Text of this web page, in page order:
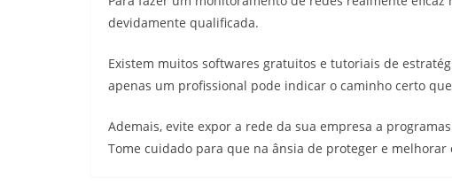
devidamente qualificada.
Existem muitos softwares gratuitos e tutoriais de
apenas um profissional pode indicar o caminho certo
Ademais, evite expor a rede da sua empresa a
Tome cuidado para que na ânsia de proteger e melhorar